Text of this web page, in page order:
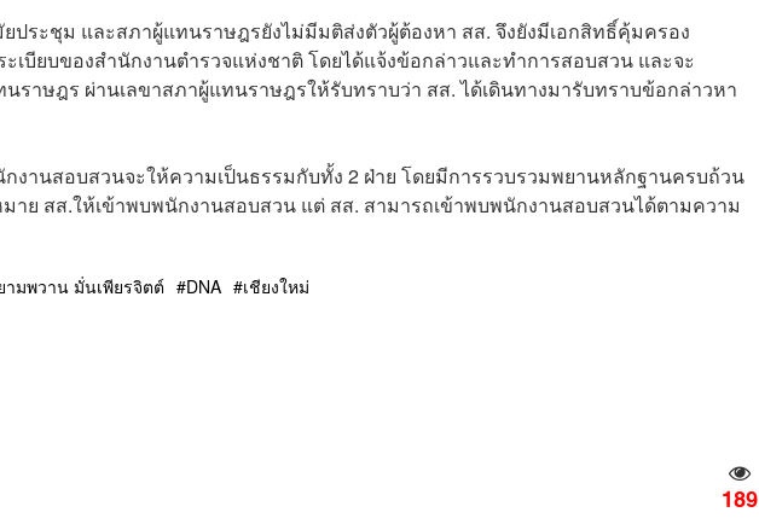
ประชุม และสภาผู้แทนราษฎรยังไม่มีมติส่งตัวผู้ต้องหา สส. จึงยังมีเอกสิทธิ์คุ้มครอง
เบียบของสำนักงานตำรวจแห่งชาติ โดยได้แจ้งข้อกล่าวและทำการสอบสวน และจะ
ราษฎร ผ่านเลขาสภาผู้แทนราษฎรให้รับทราบว่า สส. ได้เดินทางมารับทราบข้อกล่าวหา
งานสอบสวนจะให้ความเป็นธรรมกับทั้ง 2 ฝ่าย โดยมีการรวบรวมพยานหลักฐานครบถ้วน
ย สส.ให้เข้าพบพนักงานสอบสวน แต่ สส. สามารถเข้าพบพนักงานสอบสวนได้ตามความ
ามพวาน มั่นเพียรจิตต์ DNA เชียงใหม่
189